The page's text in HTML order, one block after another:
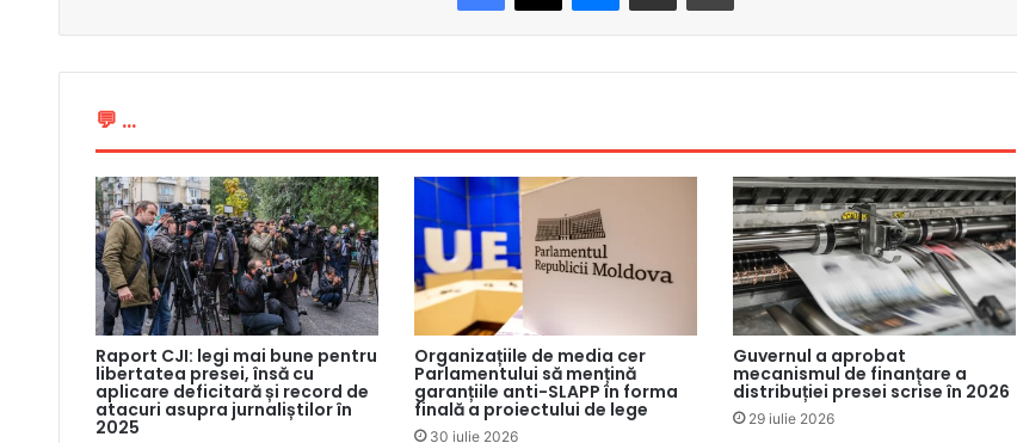
💬 ...
Raport CJI: legi mai bune pentru
libertatea presei, însă cu
aplicare deficitară și record de
atacuri asupra jurnaliștilor în
2025
Organizațiile de media cer
Parlamentului să mențină
garanțiile anti-SLAPP în forma
finală a proiectului de lege
30 iulie 2026
Guvernul a aprobat
mecanismul de finanțare a
distribuției presei scrise în 2026
29 iulie 2026